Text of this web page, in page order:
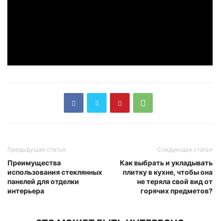
Предыдущая статья
Преимущества
использования стеклянных
панелей для отделки
интерьера
Следующая статья
Как выбрать и укладывать
плитку в кухне, чтобы она
не теряла свой вид от
горячих предметов?